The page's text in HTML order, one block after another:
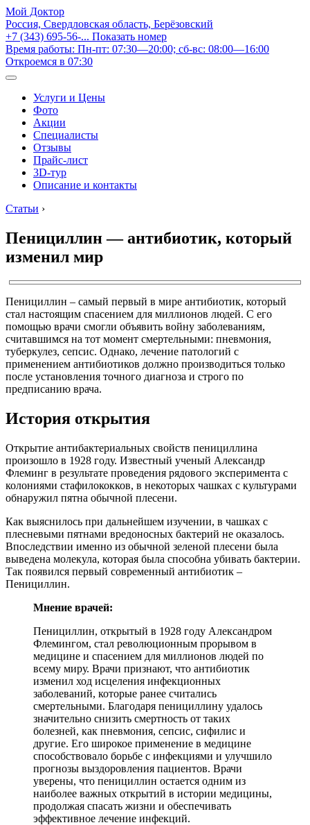
Мой Доктор
Россия, Свердловская область, Берёзовский
+7 (343) 695-56-... Показать номер
Время работы: Пн-пт: 07:30—20:00; сб-вс: 08:00—16:00
Откроемся в 07:30
Услуги и Цены
Фото
Акции
Специалисты
Отзывы
Прайс-лист
3D-тур
Описание и контакты
Статьи ›
Пенициллин — антибиотик, который
изменил мир
Пенициллин – самый первый в мире антибиотик, который
стал настоящим спасением для миллионов людей. С его
помощью врачи смогли объявить войну заболеваниям,
считавшимся на тот момент смертельными: пневмония,
туберкулез, сепсис. Однако, лечение патологий с
применением антибиотиков должно производиться только
после установления точного диагноза и строго по
предписанию врача.
История открытия
Открытие антибактериальных свойств пенициллина
произошло в 1928 году. Известный ученый Александр
Флеминг в результате проведения рядового эксперимента с
колониями стафилококков, в некоторых чашках с культурами
обнаружил пятна обычной плесени.
Как выяснилось при дальнейшем изучении, в чашках с
плесневыми пятнами вредоносных бактерий не оказалось.
Впоследствии именно из обычной зеленой плесени была
выведена молекула, которая была способна убивать бактерии.
Так появился первый современный антибиотик –
Пенициллин.
Мнение врачей:
Пенициллин, открытый в 1928 году Александром
Флемингом, стал революционным прорывом в
медицине и спасением для миллионов людей по
всему миру. Врачи признают, что антибиотик
изменил ход исцеления инфекционных
заболеваний, которые ранее считались
смертельными. Благодаря пенициллину удалось
значительно снизить смертность от таких
болезней, как пневмония, сепсис, сифилис и
другие. Его широкое применение в медицине
способствовало борьбе с инфекциями и улучшило
прогнозы выздоровления пациентов. Врачи
уверены, что пенициллин остается одним из
наиболее важных открытий в истории медицины,
продолжая спасать жизни и обеспечивать
эффективное лечение инфекций.